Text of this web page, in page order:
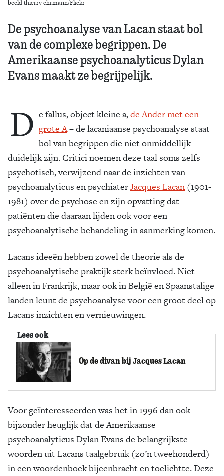
beeld thierry ehrmann/Flickr
De psychoanalyse van Lacan staat bol
van de complexe begrippen. De
Amerikaanse psychoanalyticus Dylan
Evans maakt ze begrijpelijk.
D e fallus, object kleine a,de Ander met een
grote A– de lacaniaanse psychoanalyse staat
bol van begrippen die niet onmiddellijk
duidelijk zijn. Critici noemen deze taal soms zelfs
psychotisch, verwijzend naar de inzichten van
psychoanalyticus en psychiaterJacques Lacan (1901-
1981) over de psychose en zijn opvatting dat
patiënten die daaraan lijden ook voor een
psychoanalytische behandeling in aanmerking komen.
Lacans ideeën hebben zowel de theorie als de
psychoanalytische praktijk sterk beïnvloed. Niet
alleen in Frankrijk, maar ook in België en Spaanstalige
landen leunt de psychoanalyse voor een groot deel op
Lacans inzichten en vernieuwingen.
Lees ook
Op de divan bij Jacques Lacan
Voor geïnteresseerden was het in 1996 dan ook
bijzonder heuglijk dat de Amerikaanse
psychoanalyticus Dylan Evans de belangrijkste
woorden uit Lacans taalgebruik (zo’n tweehonderd)
in een woordenboek bijeenbracht en toelichtte. Deze